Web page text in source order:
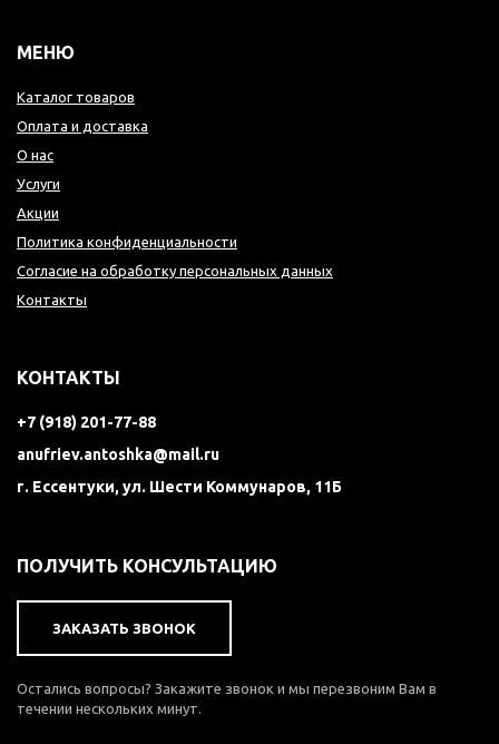
МЕНЮ
Каталог товаров
Оплата и доставка
О нас
Услуги
Акции
Политика конфиденциальности
Согласие на обработку персональных данных
Контакты
КОНТАКТЫ
+7 (918) 201-77-88
anufriev.antoshka@mail.ru
г. Ессентуки, ул. Шести Коммунаров, 11Б
ПОЛУЧИТЬ КОНСУЛЬТАЦИЮ
ЗАКАЗАТЬ ЗВОНОК
Остались вопросы? Закажите звонок и мы перезвоним Вам в
течении нескольких минут.